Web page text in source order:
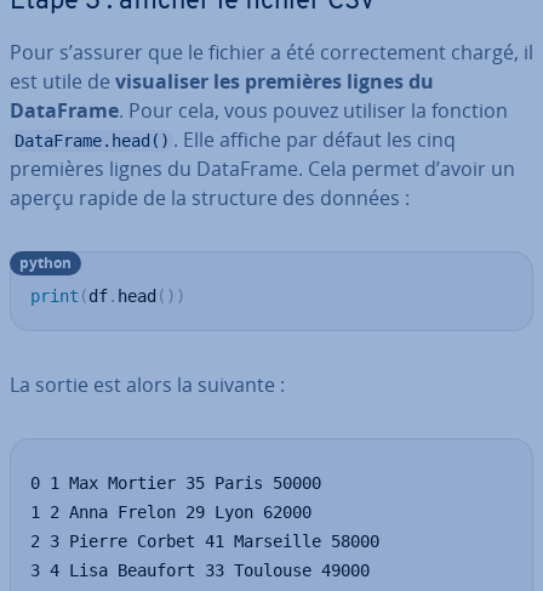
Pour s’assurer que le fichier a été cor­rec­te­ment chargé, il
est utile de vi­sua­li­ser les premières lignes du
DataFrame. Pour cela, vous pouvez utiliser la fonction
DataFrame.head() . Elle affiche par défaut les cinq
premières lignes du DataFrame. Cela permet d’avoir un
aperçu rapide de la structure des données :
print (df. head ( ) )
python
La sortie est alors la suivante :
0 1 Max Mortier 35 Paris 50000
1 2 Anna Frelon 29 Lyon 62000
2 3 Pierre Corbet 41 Marseille 58000
3 4 Lisa Beaufort 33 Toulouse 49000